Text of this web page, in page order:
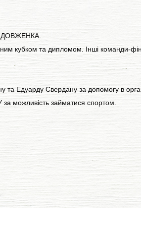
ДОВЖЕНКА.
кубком та дипломом. Інші команди-
Едуарду Свердану за допомогу в
можливість займатися спортом.